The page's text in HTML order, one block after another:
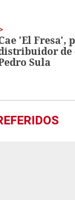
'El Fresa',
de
Sula